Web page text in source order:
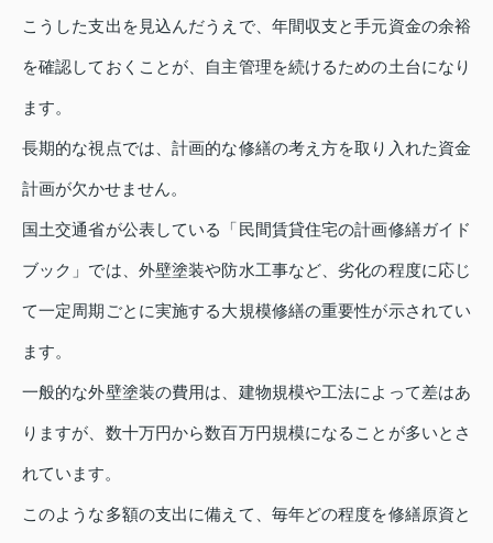
こうした支出を見込んだうえで、年間収支と手元資金の余裕
を確認しておくことが、自主管理を続けるための土台になり
ます。
長期的な視点では、計画的な修繕の考え方を取り入れた資金
計画が欠かせません。
国土交通省が公表している「民間賃貸住宅の計画修繕ガイド
ブック」では、外壁塗装や防水工事など、劣化の程度に応じ
て一定周期ごとに実施する大規模修繕の重要性が示されてい
ます。
一般的な外壁塗装の費用は、建物規模や工法によって差はあ
りますが、数十万円から数百万円規模になることが多いとさ
れています。
このような多額の支出に備えて、毎年どの程度を修繕原資と